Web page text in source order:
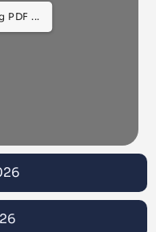
PDF ...